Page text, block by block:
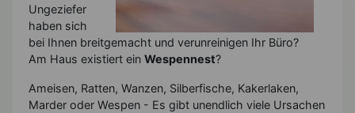
Ungeziefer
haben sich
bei Ihnen breitgemacht und verunreinigen Ihr Büro?
Am Haus existiert ein Wespennest?
Ameisen, Ratten, Wanzen, Silberfische, Kakerlaken,
Marder oder Wespen - Es gibt unendlich viele Ursachen